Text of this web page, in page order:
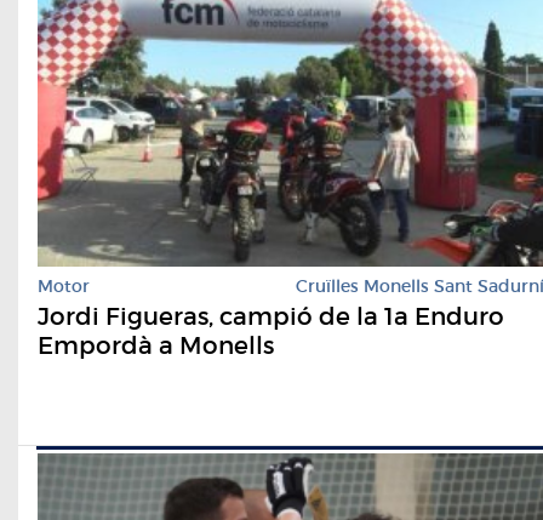
Motor Cruïlles Monells Sant Sadurní
Jordi Figueras, campió de la 1a Enduro
Empordà a Monells